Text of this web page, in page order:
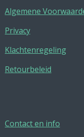
Algemene
Privacy
Klachtenregeling
Retourbeleid
Contact en info